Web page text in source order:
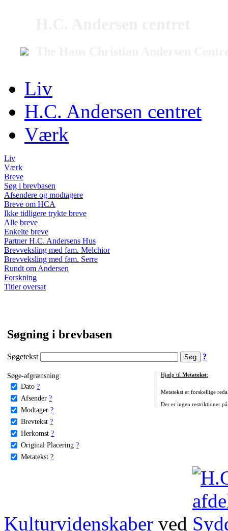
Liv
H.C. Andersen centret
Værk
Liv
Værk
Breve
Søg i brevbasen
Afsendere og modtagere
Breve om HCA
Ikke tidligere trykte breve
Alle breve
Enkelte breve
Partner H.C. Andersens Hus
Brevveksling med fam. Melchior
Brevveksling med fam. Serre
Rundt om Andersen
Forskning
Titler oversat
Søgning i brevbasen
Søgetekst ?
Søge-afgrænsning:
Dato ?
Afsender ?
Modtager ?
Brevtekst ?
Herkomst ?
Original Placering ?
Metatekst ?
Hjælp til Metatekst:
Metatekst er forskellige
Der er ingen restriktioner
Kulturvidenskaber ved